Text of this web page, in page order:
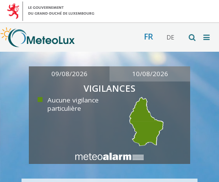
FR DE
09/08/2026 10/08/2026
VIGILANCES
Aucune vigilance
particulière